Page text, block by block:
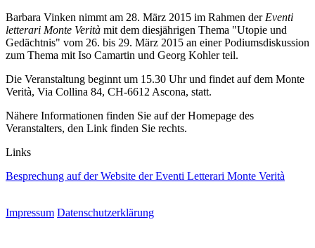
Barbara Vinken nimmt am 28. März 2015 im Rahmen der Eventi
letterari Monte Verità mit dem diesjährigen Thema "Utopie und
Gedächtnis" vom 26. bis 29. März 2015 an einer Podiumsdiskussion
zum Thema mit Iso Camartin und Georg Kohler teil.
Die Veranstaltung beginnt um 15.30 Uhr und findet auf dem Monte
Verità, Via Collina 84, CH-6612 Ascona, statt.
Nähere Informationen finden Sie auf der Homepage des
Veranstalters, den Link finden Sie rechts.
Links
Besprechung auf der Website der Eventi Letterari Monte Verità
Impressum Datenschutzerklärung